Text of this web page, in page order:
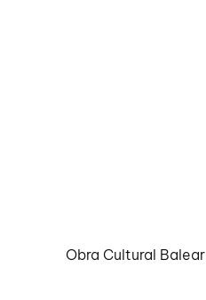
Obra Cultural Balear